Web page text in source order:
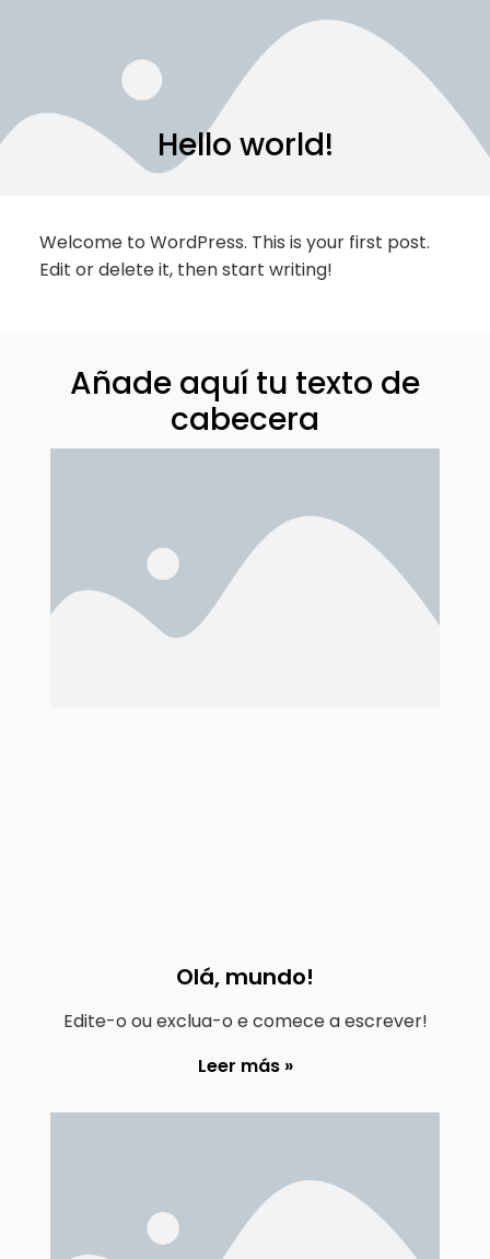
Hello world!
Welcome to WordPress. This is your first post.
Edit or delete it, then start writing!
Añade aquí tu texto de
cabecera
Olá, mundo!
Edite-o ou exclua-o e comece a escrever!
Leer más »